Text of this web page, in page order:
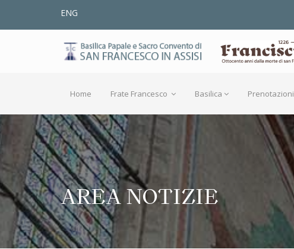
ENG
Home Frate Francesco Basilica Prenotazioni
AREA NOTIZIE